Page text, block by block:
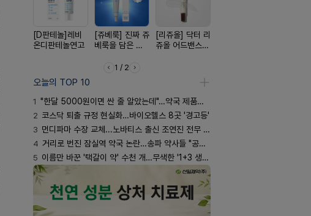
[D판테놀]레비
온디판테놀연고
[쥬베룩] 진짜 쥬
베룩을 담은 약
크림
[리쥬올] 닥터 리
쥬올 어드밴스드
1 / 2
오늘의 TOP 10
1 "한달 5000원이면 싼 줄 알았는데"…약국 제품과 비교해보니
2 코스닥 퇴출 규정 현실화…바이오헬스 8곳 '경고등'
3 먼디파마 수장 교체...노바티스 출신 조연진 전무 내정
4 거리로 번진 잠실역 약국 논란…송파 약사들 "공공성 훼손"
5 이름만 바꾼 '택갈이 약' 수천 개…무색한 '1+3 생동'